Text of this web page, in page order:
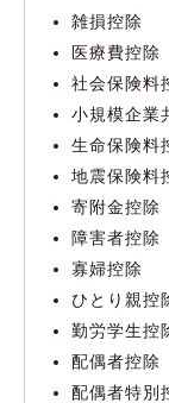
雑損控除
医療費控除
社会保険料
小規模企業
生命保険料
地震保険料
寄附金控除
障害者控除
寡婦控除
ひとり親控
勤労学生控
配偶者控除
配偶者特別